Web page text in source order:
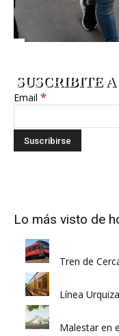
SUSCRIBITE
Email *
Lo más visto de
Tren de
Línea
Malestar en